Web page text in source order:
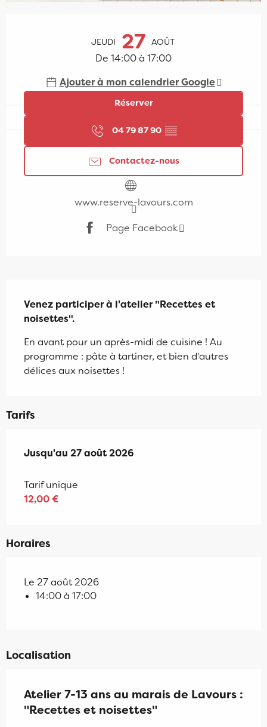
JEUDI 27 AOÛT
De 14:00 à 17:00
Ajouter à mon calendrier Google
Réserver
04 79 87 90 ▒▒
Contactez-nous
www.reserve-lavours.com
Page Facebook
Venez participer à l'atelier "Recettes et
noisettes".
En avant pour un après-midi de cuisine ! Au
programme : pâte à tartiner, et bien d'autres
délices aux noisettes !
Tarifs
Du27 août 2024au27 août 2026
Jusqu'au 27 août 2026
Tarif unique
12,00 €
Horaires
Le 27 août 2026
14:00 à 17:00
Localisation
Atelier 7-13 ans au marais de Lavours :
"Recettes et noisettes"